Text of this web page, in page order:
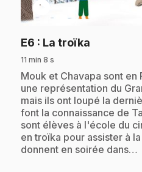
play_circle
E6 : La troïka
11 min 8 s
.Mouk et Chavapa sont en
une représentation du
mais ils ont loupé la
font la connaissance de
sont élèves à l'école du
en troïka pour assister à
donnent en soirée dans…